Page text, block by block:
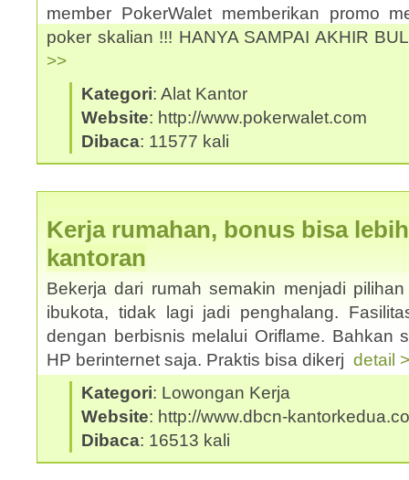
member PokerWalet memberikan promo
poker skalian !!! HANYA SAMPAI AKHIR
>>
Kategori: Alat Kantor
Website: http://www.pokerwalet.com
Dibaca: 11577 kali
Kerja rumahan, bonus bisa
kantoran
Bekerja dari rumah semakin menjadi
ibukota, tidak lagi jadi penghalang.
dengan berbisnis melalui Oriflame. Bahkan
HP berinternet saja. Praktis bisa dikerj detail
Kategori: Lowongan Kerja
Website: http://www.dbcn-
Dibaca: 16513 kali